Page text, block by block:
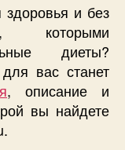
здоровья и без
которыми
диеты?
вас станет
, описание и
вы найдете